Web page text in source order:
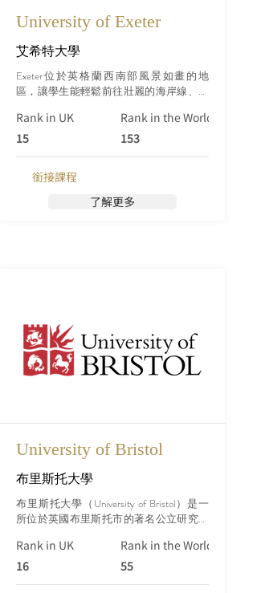
University of Exeter
艾希特大學
Exeter位於英格蘭西南部風景如畫的地
區，讓學生能輕鬆前往壯麗的海岸線、國
驗。
Rank in UK
Rank in the World (Qs)
15
153
銜接課程
了解更多
University of Bristol
布里斯托大學
布里斯托大學（University of Bristol）是一
所位於英國布里斯托市的著名公立研究型
經成為英國和全球頂尖的高等教育機構之
一。該大學是著名的羅素集團（Russell
Rank in UK
Rank in the World (Qs)
16
55